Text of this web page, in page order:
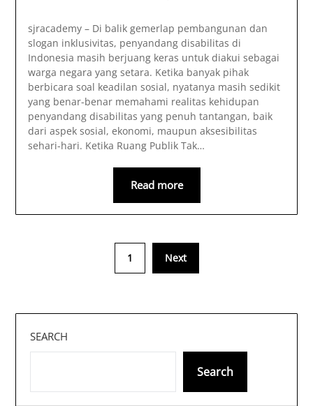
sjracademy – Di balik gemerlap pembangunan dan
slogan inklusivitas, penyandang disabilitas di
Indonesia masih berjuang keras untuk diakui sebagai
warga negara yang setara. Ketika banyak pihak
berbicara soal keadilan sosial, nyatanya masih sedikit
yang benar-benar memahami realitas kehidupan
penyandang disabilitas yang penuh tantangan, baik
dari aspek sosial, ekonomi, maupun aksesibilitas
sehari-hari. Ketika Ruang Publik Tak…
Read more
1 Next
SEARCH
Search